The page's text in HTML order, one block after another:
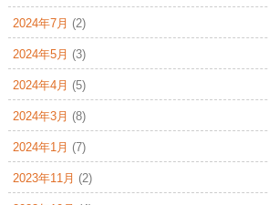
2024年7月 (2)
2024年5月 (3)
2024年4月 (5)
2024年3月 (8)
2024年1月 (7)
2023年11月 (2)